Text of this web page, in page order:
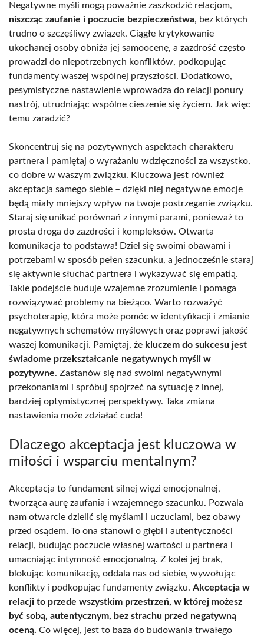
Negatywne myśli mogą poważnie zaszkodzić relacjom,
niszcząc zaufanie i poczucie bezpieczeństwa, bez których
trudno o szczęśliwy związek. Ciągłe krytykowanie
ukochanej osoby obniża jej samoocenę, a zazdrość często
prowadzi do niepotrzebnych konfliktów, podkopując
fundamenty waszej wspólnej przyszłości. Dodatkowo,
pesymistyczne nastawienie wprowadza do relacji ponury
nastrój, utrudniając wspólne cieszenie się życiem. Jak więc
temu zaradzić?
Skoncentruj się na pozytywnych aspektach charakteru
partnera i pamiętaj o wyrażaniu wdzięczności za wszystko,
co dobre w waszym związku. Kluczowa jest również
akceptacja samego siebie – dzięki niej negatywne emocje
będą miały mniejszy wpływ na twoje postrzeganie związku.
Staraj się unikać porównań z innymi parami, ponieważ to
prosta droga do zazdrości i kompleksów. Otwarta
komunikacja to podstawa! Dziel się swoimi obawami i
potrzebami w sposób pełen szacunku, a jednocześnie staraj
się aktywnie słuchać partnera i wykazywać się empatią.
Takie podejście buduje wzajemne zrozumienie i pomaga
rozwiązywać problemy na bieżąco. Warto rozważyć
psychoterapię, która może pomóc w identyfikacji i zmianie
negatywnych schematów myślowych oraz poprawi jakość
waszej komunikacji. Pamiętaj, że kluczem do sukcesu jest
świadome przekształcanie negatywnych myśli w
pozytywne. Zastanów się nad swoimi negatywnymi
przekonaniami i spróbuj spojrzeć na sytuację z innej,
bardziej optymistycznej perspektywy. Taka zmiana
nastawienia może zdziałać cuda!
Dlaczego akceptacja jest kluczowa w
miłości i wsparciu mentalnym?
Akceptacja to fundament silnej więzi emocjonalnej,
tworząca aurę zaufania i wzajemnego szacunku. Pozwala
nam otwarcie dzielić się myślami i uczuciami, bez obawy
przed osądem. To ona stanowi o głębi i autentyczności
relacji, budując poczucie własnej wartości u partnera i
umacniając intymność emocjonalną. Z kolei jej brak,
blokując komunikację, oddala nas od siebie, wywołując
konflikty i podkopując fundamenty związku. Akceptacja w
relacji to przede wszystkim przestrzeń, w której możesz
być sobą, autentycznym, bez strachu przed negatywną
oceną. Co więcej, jest to baza do budowania trwałego